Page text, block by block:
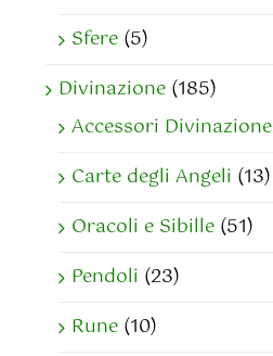
Sfere (5)
Divinazione (185)
Accessori Divinazione
Carte degli Angeli (13)
Oracoli e Sibille (51)
Pendoli (23)
Rune (10)